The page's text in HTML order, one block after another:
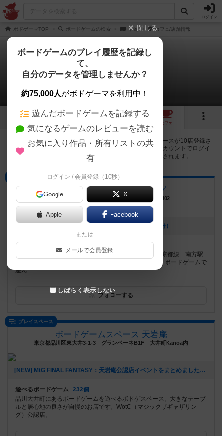
ログイン
ボドゲーマTOP ボードゲームの検索 平遥 カフェ/店舗情報
平遥
10店のカフェ/スペースが提供中
5 5
カフェ
平遥で遊ぶことができるボードゲームカフェ・プレイスペースが10店登録さ
れています。公開プロフィールの都道府県が設定されたアカウントでログイ
ンすると、同じ都道府県内の店舗に絞り込むボタンが表示されます。
プレイスペース
ボードゲームスペース ログ
大阪府大阪市淀川区西中島4丁目-8-26鯛ビル402
[NEW] 料金改定のお知らせ（2026年02月16日 19時20分）
遊べるボードゲーム
新大阪駅より徒歩9分 御堂筋線 西中島南方駅、阪急京都線 南方駅
より徒歩3分 御堂筋線 梅田駅より電車＋徒歩で7分！ボードゲームで
遊ん...
フォローする
プレイスペース
ボードゲームスペース 天岩庵
東京都品川区東大井3-1-3 グランベーネB1F 大井町Kanoa内
[NEW] MtG FINAL FANTASY：天岩庵公認店イベントをまとめました（2025年06月09日 17時21分）
遊べるボードゲーム 232個
品川大井町にあるボードゲームを遊べるボドゲスペース。大きなテーブ
ルと居心地の良さが自慢のお店です。WotC（マジックザギャザリン
グ）公認店。
閉じる
ボードゲームのプレイ履歴を記録し
て、
自分のデータを管理しませんか？
約75,000人がボドゲーマを利用中！
遊んだボードゲームを記録する
気になるゲームのレビューを読む
お気に入り作品・所有リストの共
有
ログイン / 会員登録（10秒）
Google X
Apple Facebook
または
メールで会員登録
しばらく表示しない